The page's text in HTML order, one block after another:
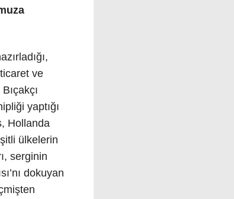
ve
yaptığı
Hollanda
ülkelerin
serginin
dokuyan